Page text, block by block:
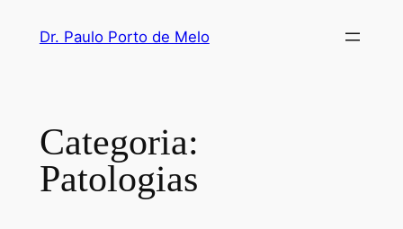
Dr. Paulo Porto de Melo
Categoria:
Patologias